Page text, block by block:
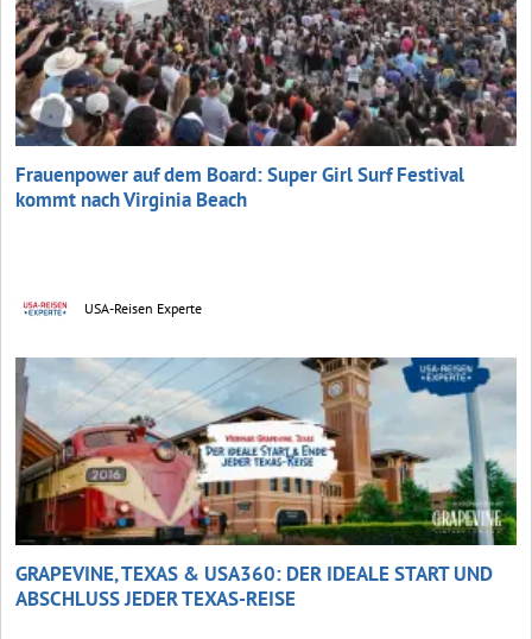
Frauenpower auf dem Board: Super Girl Surf Festival
kommt nach Virginia Beach
USA-Reisen Experte
GRAPEVINE, TEXAS & USA360: DER IDEALE START UND
ABSCHLUSS JEDER TEXAS-REISE